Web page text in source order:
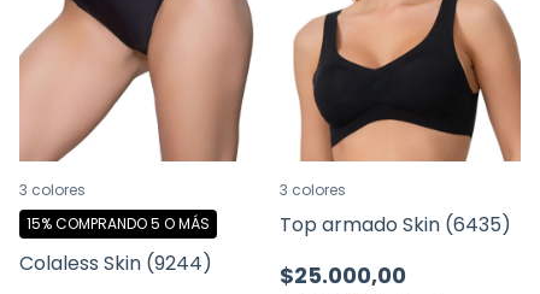
Colaless Skin (9244)
15%COMPRANDO 5 O MÁS
3 colores
Top armado Skin (6435)
$25.000,00
3 colores